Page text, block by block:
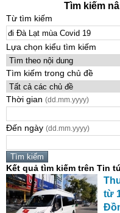
Tìm kiếm
Từ tìm kiếm
Lựa chọn kiểu tìm kiếm
Tìm kiếm trong chủ đề
Thời gian (dd.mm.yyyy)
Đến ngày (dd.mm.yyyy)
Kết quả tìm kiếm trên Tin
từ